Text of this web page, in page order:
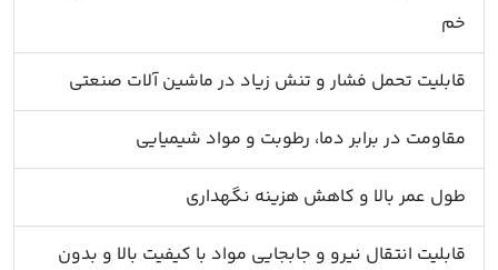
خم
قابلیت تحمل فشار و تنش زیاد در ماشین آلات صنعتی
مقاومت در برابر دما، رطوبت و مواد شیمیایی
طول عمر بالا و کاهش هزینه نگهداری
قابلیت انتقال نیرو و جابجایی مواد با کیفیت بالا و بدون